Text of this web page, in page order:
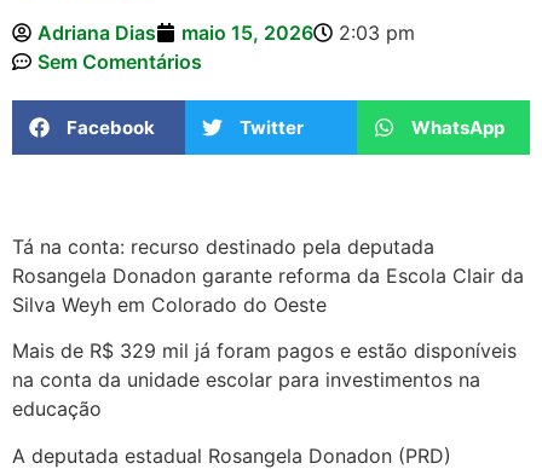
Adriana Dias maio 15, 2026
2:03 pm
Sem Comentários
Facebook Twitter WhatsApp
Tá na conta: recurso destinado pela deputada
Rosangela Donadon garante reforma da Escola Clair da
Silva Weyh em Colorado do Oeste
Mais de R$ 329 mil já foram pagos e estão disponíveis
na conta da unidade escolar para investimentos na
educação
A deputada estadual Rosangela Donadon (PRD)